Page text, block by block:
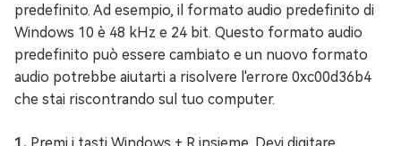
predefinito. Ad esempio, il formato audio predefinito di
Windows 10 è 48 kHz e 24 bit. Questo formato audio
predefinito può essere cambiato e un nuovo formato
audio potrebbe aiutarti a risolvere l'errore 0xc00d36b4
che stai riscontrando sul tuo computer.
Premi i tasti Windows + R insieme. Devi digitare